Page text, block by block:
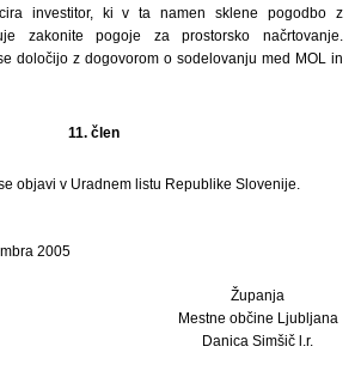
investitor, ki v ta namen sklene pogodbo z
zakonite pogoje za prostorsko načrtovanje.
določijo z dogovorom o sodelovanju med MOL in
11. člen
objavi v Uradnem listu Republike Slovenije.
2005
Županja
Mestne občine Ljubljana
Danica Simšič l.r.